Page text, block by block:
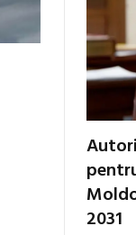
2031